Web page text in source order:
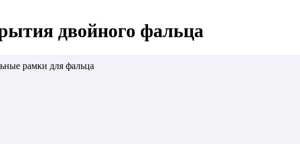
двойного фальца